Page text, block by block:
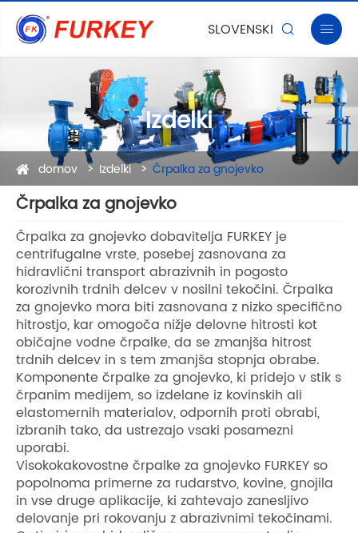
SLOVENSKI  
Izdelki
domov Izdelki Črpalka za gnojevko
Črpalka za gnojevko
Črpalka za gnojevko dobavitelja FURKEY je
centrifugalne vrste, posebej zasnovana za
hidravlični transport abrazivnih in pogosto
korozivnih trdnih delcev v nosilni tekočini. Črpalka
za gnojevko mora biti zasnovana z nizko specifično
hitrostjo, kar omogoča nižje delovne hitrosti kot
običajne vodne črpalke, da se zmanjša hitrost
trdnih delcev in s tem zmanjša stopnja obrabe.
Komponente črpalke za gnojevko, ki pridejo v stik s
črpanim medijem, so izdelane iz kovinskih ali
elastomernih materialov, odpornih proti obrabi,
izbranih tako, da ustrezajo vsaki posamezni
uporabi.
Visokokakovostne črpalke za gnojevko FURKEY so
popolnoma primerne za rudarstvo, kovine, gnojila
in vse druge aplikacije, ki zahtevajo zanesljivo
delovanje pri rokovanju z abrazivnimi tekočinami.